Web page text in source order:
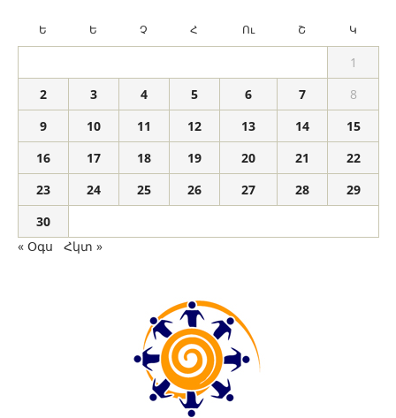
Ե Ե Չ Հ Ու Շ Կ
1
2
3 4 5 6 7
8
9
10 11 12 13 14
15
16
17 18 19 20 21
22
23
24 25 26 27 28
29
30
« Օգս
Հկտ »